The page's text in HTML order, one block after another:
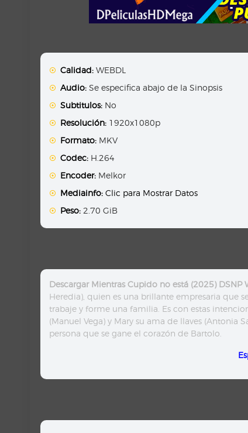
Calidad: WEBDL
Audio: Se especifica abajo de la Sinopsis
Subtitulos: No
Resolución: 1920x1080p
Formato: MKV
Codec: H.264
Encoder: Melkor
Mediainfo: Clic para Mostrar Datos
Peso: 2.70 GiB
Descargar Mientras Cupido no está (2025) DSNP
Heredia), quien es una brillante empresaria que
trabaje y forme una familia. Es con estas
(Manuel Vega) y Mary su ama de llaves (Antonia
persona que se gane el corazón de Bartolo.